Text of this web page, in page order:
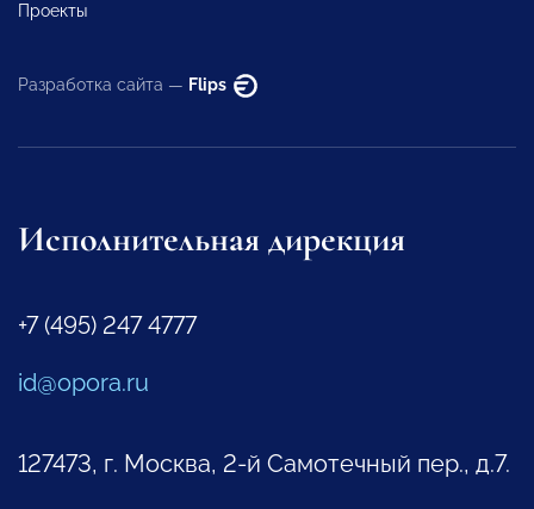
Проекты
Разработка сайта — Flips
Исполнительная дирекция
+7 (495) 247 4777
id@opora.ru
127473, г. Москва, 2-й Самотечный пер., д.7.